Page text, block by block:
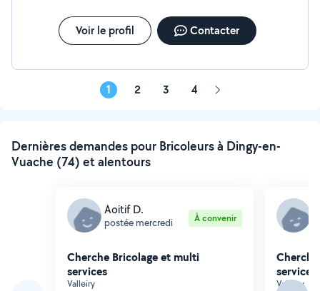
Voir le profil Contacter
1 2 3 4 Page
Dernières demandes pour Bricoleurs à Dingy-en-
Vuache (74) et alentours
Aoitif D.
postée mercredi À convenir
Cherche Bricolage et multi
services
Valleiry
services
Valleiry